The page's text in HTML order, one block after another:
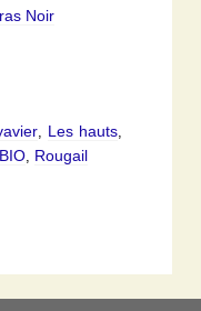
Noir
, Les hauts,
, Rougail